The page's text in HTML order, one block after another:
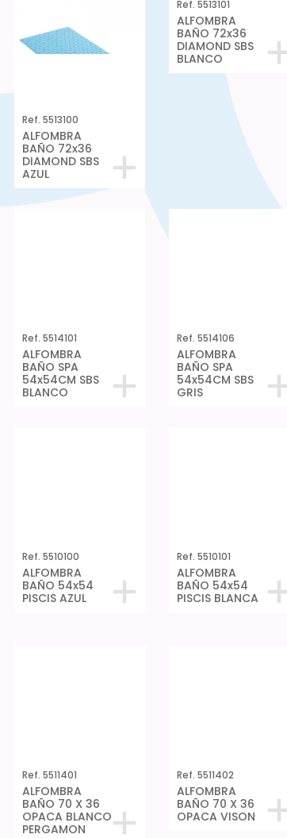
Ref. 5513100
ALFOMBRA
BAÑO 72x36
DIAMOND SBS
AZUL
DIAMOND SBS
Ref. 5514101
ALFOMBRA
BAÑO SPA
54x54CM SBS
BLANCO
Ref. 5514106
ALFOMBRA
BAÑO SPA
54x54CM SBS
GRIS
Ref. 5510100
ALFOMBRA
BAÑO 54x54
PISCIS AZUL
Ref. 5510101
ALFOMBRA
BAÑO 54x54
PISCIS BLANCA
Ref. 5511401
ALFOMBRA
BAÑO 70 X 36
OPACA BLANCO
PERGAMON
Ref. 5511402
ALFOMBRA
BAÑO 70 X 36
OPACA VISON